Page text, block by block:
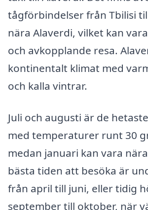
tågförbindelser från Tbilisi
nära Alaverdi, vilket kan
och avkopplande resa.
kontinentalt klimat med
och kalla vintrar.
Juli och augusti är de
med temperaturer runt 30
medan januari kan vara
bästa tiden att besöka är
från april till juni, eller tidig
september till oktober, när